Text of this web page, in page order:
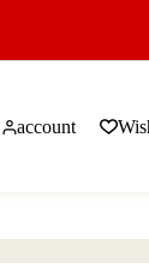
account